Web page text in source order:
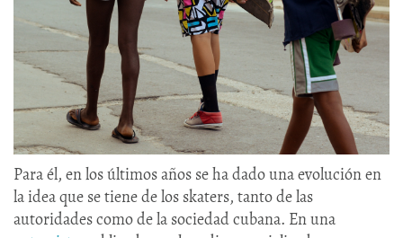
Para él, en los últimos años se ha dado una evolución en
la idea que se tiene de los skaters, tanto de las
autoridades como de la sociedad cubana. En una